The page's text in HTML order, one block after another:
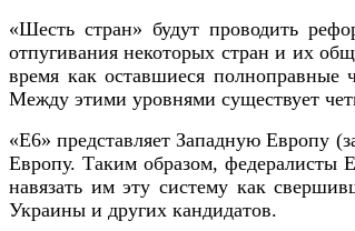
«Шесть стран» будут проводить
отпугивания некоторых стран и их
время как оставшиеся полноправные
Между этими уровнями существует
«E6» представляет Западную Европу
Европу. Таким образом, федералисты
навязать им эту систему как
Украины и других кандидатов.